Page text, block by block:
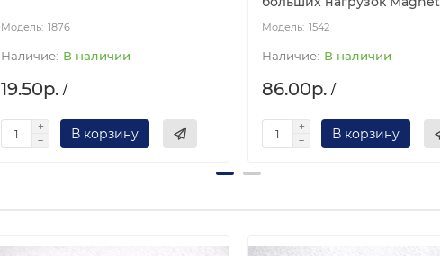
1876
В наличии
19.50р. /
В корзину
1542
В наличии
86.00р. /
В корзину